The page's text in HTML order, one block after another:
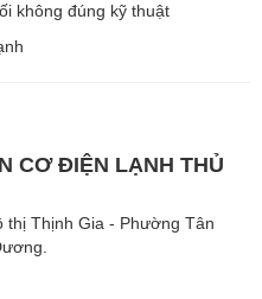
không đúng kỹ thuật
CƠ ĐIỆN LẠNH THỦ
Thịnh Gia - Phường Tân